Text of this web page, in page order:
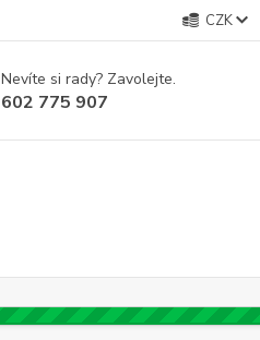
CZK
Nevíte si rady? Zavolejte.
602 775 907